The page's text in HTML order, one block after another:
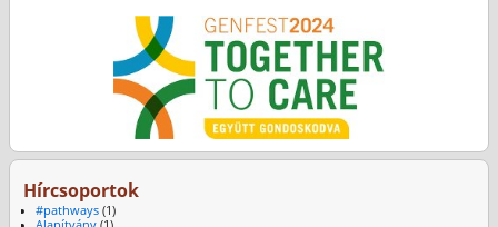
Hírcsoportok
#pathways(1)